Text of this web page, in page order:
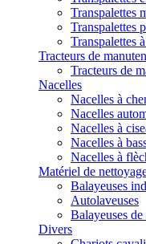
Transpalettes
Transpalettes
Transpalettes
Tracteurs de
Tracteurs de
Nacelles
Nacelles à
Nacelles
Nacelles à
Nacelles à
Nacelles à
Matériel de
Balayeuses
Autolaveuses
Balayeuses
Divers